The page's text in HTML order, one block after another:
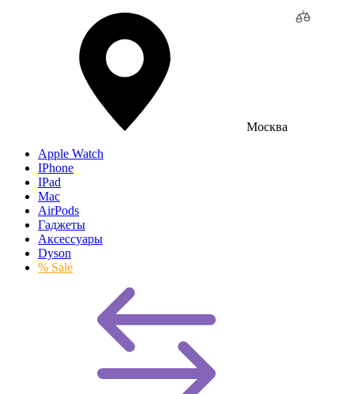
Москва
Apple Watch
IPhone
IPad
Mac
AirPods
Гаджеты
Аксессуары
Dyson
% Sale